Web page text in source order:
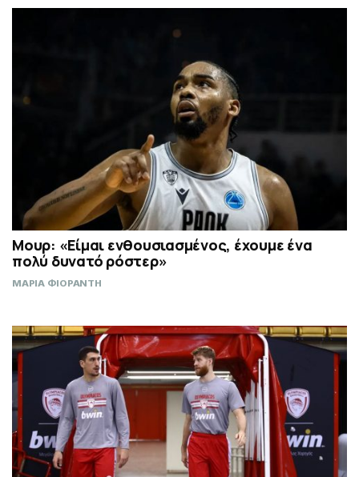
Μουρ: «Είμαι ενθουσιασμένος, έχουμε ένα
πολύ δυνατό ρόστερ»
ΜΑΡΙΑ ΦΙΟΡΑΝΤΗ